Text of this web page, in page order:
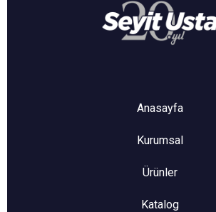
Anasayfa
Kurumsal
Ürünler
Katalog